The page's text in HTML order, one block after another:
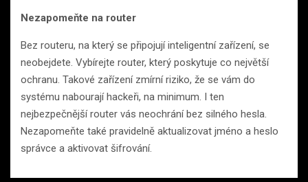
Nezapomeňte na router
Bez routeru, na který se připojují inteligentní zařízení, se
neobejdete. Vybírejte router, který poskytuje co největší
ochranu. Takové zařízení zmírní riziko, že se vám do
systému nabourají hackeři, na minimum. I ten
nejbezpečnější router vás neochrání bez silného hesla.
Nezapomeňte také pravidelně aktualizovat jméno a heslo
správce a aktivovat šifrování.